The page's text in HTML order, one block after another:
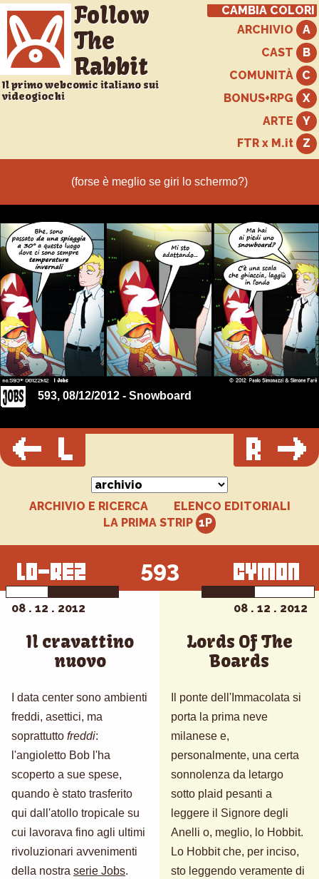
Follow
The
Rabbit
Il primo webcomic italiano sui
videogiochi
CAMBIA COLORI
ARCHIVIO
CAST
COMUNITÀ
BONUS+RPG
ARTE
FTR x M.it
593, 08/12/2012 - Snowboard
ARCHIVIO E RICERCA
ELENCO EDITORIALI
LA PRIMA STRIP
593
08 . 12 . 2012
Il cravattino
nuovo
I data center sono ambienti
freddi, asettici, ma
soprattutto freddi:
l'angioletto Bob l'ha
scoperto a sue spese,
quando è stato trasferito
qui dall'atollo tropicale su
cui lavorava fino agli ultimi
rivoluzionari avvenimenti
della nostra serie Jobs.
08 . 12 . 2012
Lords Of The
Boards
Il ponte dell'Immacolata si
porta la prima neve
milanese e,
personalmente, una certa
sonnolenza da letargo
sotto plaid pesanti a
leggere il Signore degli
Anelli o, meglio, lo Hobbit.
Lo Hobbit che, per inciso,
sto leggendo veramente di